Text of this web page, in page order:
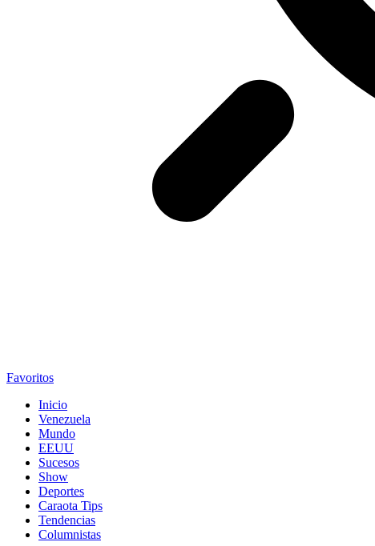
Favoritos
Inicio
Venezuela
Mundo
EEUU
Sucesos
Show
Deportes
Caraota Tips
Tendencias
Columnistas